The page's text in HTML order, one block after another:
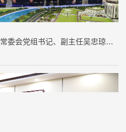
2025年9月4日，江西省人大常委会党组书记、副主任吴忠琼在我院考察调研